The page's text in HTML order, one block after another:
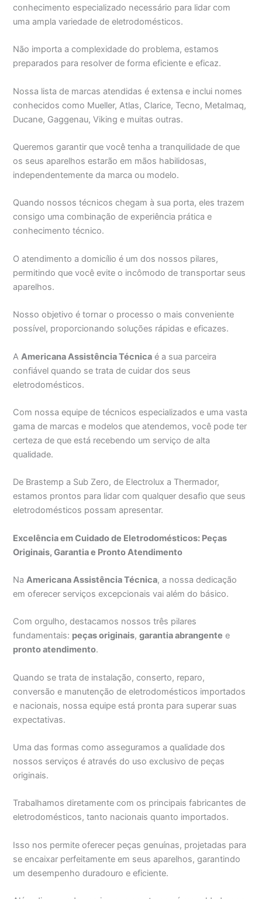
conhecimento especializado necessário para lidar com
uma ampla variedade de eletrodomésticos.
Não importa a complexidade do problema, estamos
preparados para resolver de forma eficiente e eficaz.
Nossa lista de marcas atendidas é extensa e inclui nomes
conhecidos como Mueller, Atlas, Clarice, Tecno, Metalmaq,
Ducane, Gaggenau, Viking e muitas outras.
Queremos garantir que você tenha a tranquilidade de que
os seus aparelhos estarão em mãos habilidosas,
independentemente da marca ou modelo.
Quando nossos técnicos chegam à sua porta, eles trazem
consigo uma combinação de experiência prática e
conhecimento técnico.
O atendimento a domicílio é um dos nossos pilares,
permitindo que você evite o incômodo de transportar seus
aparelhos.
Nosso objetivo é tornar o processo o mais conveniente
possível, proporcionando soluções rápidas e eficazes.
A Americana Assistência Técnica é a sua parceira
confiável quando se trata de cuidar dos seus
eletrodomésticos.
Com nossa equipe de técnicos especializados e uma vasta
gama de marcas e modelos que atendemos, você pode ter
certeza de que está recebendo um serviço de alta
qualidade.
De Brastemp a Sub Zero, de Electrolux a Thermador,
estamos prontos para lidar com qualquer desafio que seus
eletrodomésticos possam apresentar.
Excelência em Cuidado de Eletrodomésticos: Peças
Originais, Garantia e Pronto Atendimento
NaAmericana Assistência Técnica, a nossa dedicação
em oferecer serviços excepcionais vai além do básico.
Com orgulho, destacamos nossos três pilares
fundamentais: peças originais,garantia abrangente e
pronto atendimento.
Quando se trata de instalação, conserto, reparo,
conversão e manutenção de eletrodomésticos importados
e nacionais, nossa equipe está pronta para superar suas
expectativas.
Uma das formas como asseguramos a qualidade dos
nossos serviços é através do uso exclusivo de peças
originais.
Trabalhamos diretamente com os principais fabricantes de
eletrodomésticos, tanto nacionais quanto importados.
Isso nos permite oferecer peças genuínas, projetadas para
se encaixar perfeitamente em seus aparelhos, garantindo
um desempenho duradouro e eficiente.